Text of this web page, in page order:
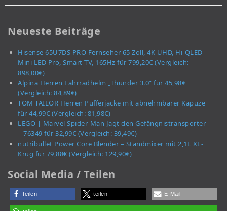
Neueste Beiträge
Hisense 65U7DS PRO Fernseher 65 Zoll, 4K UHD, Hi-QLED
Mini LED Pro, Smart TV, 165Hz für 799,20€ (Vergleich:
898,00€)
Alpina Herren Fahrradhelm „Thunder 3.0“ für 45,98€
(Vergleich: 84,89€)
TOM TAILOR Herren Pufferjacke mit abnehmbarer Kapuze
für 44,99€ (Vergleich: 81,98€)
LEGO | Marvel Spider-Man Jagt den Gefängnistransporter
– 76349 für 32,99€ (Vergleich: 39,49€)
nutribullet Power Core Blender – Standmixer mit 2,1L XL-
Krug für 79,88€ (Vergleich: 129,90€)
Social Media / Teilen
teilen teilen E-Mail